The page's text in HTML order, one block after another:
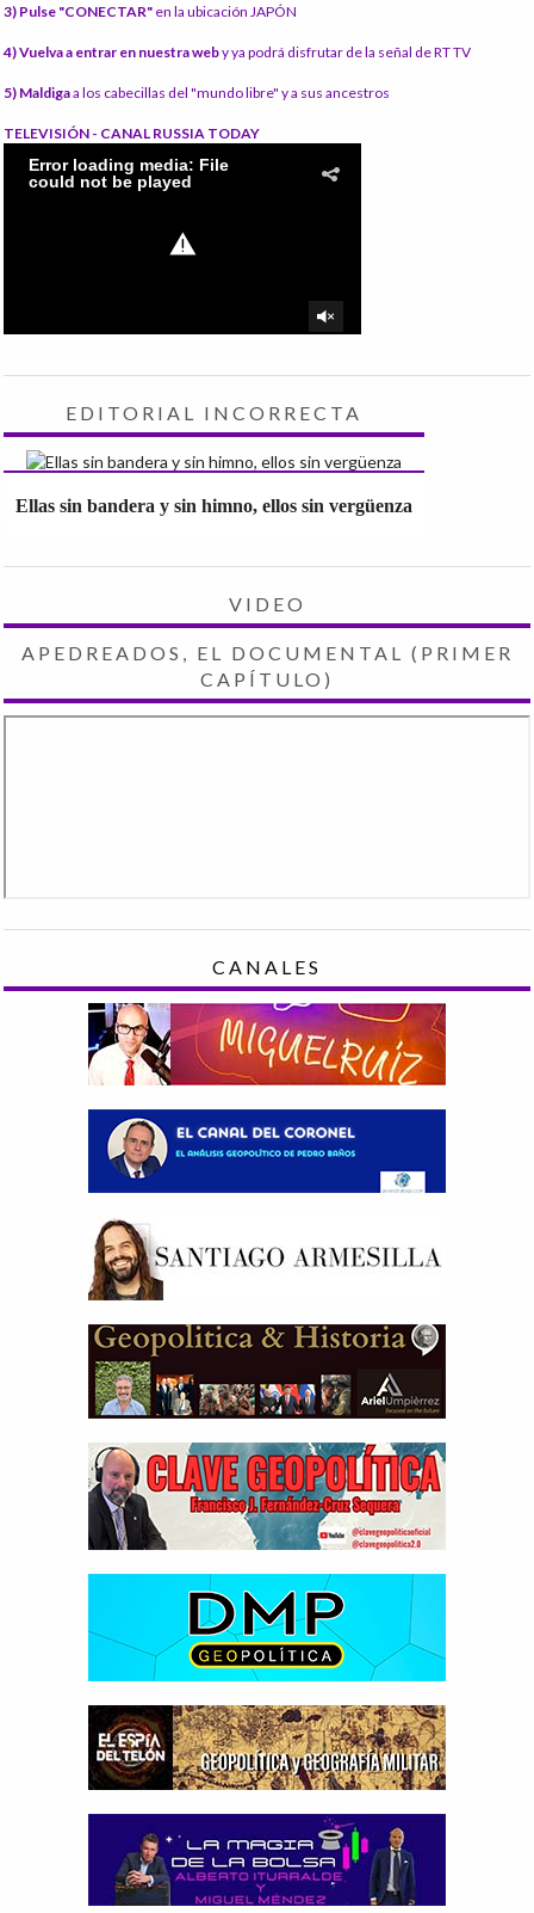
3) Pulse "CONECTAR" en la ubicación JAPÓN
4) Vuelva a entrar en nuestra weby ya podrá disfrutar de la señal de RT TV
5) Maldigaa los cabecillas del "mundo libre" y a sus ancestros
TELEVISIÓN - CANAL RUSSIA TODAY
EDITORIAL INCORRECTA
Ellas sin bandera y sin himno, ellos sin vergüenza
VIDEO
APEDREADOS, EL DOCUMENTAL (PRIMER
CAPÍTULO)
CANALES